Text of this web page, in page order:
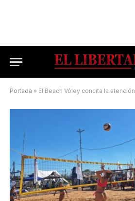
Portada » El Beach Vóley concita la atención